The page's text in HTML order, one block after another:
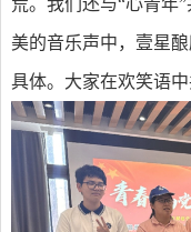
荒。我们还与“心青年
美的音乐声中，壹星
具体。大家在欢笑语中